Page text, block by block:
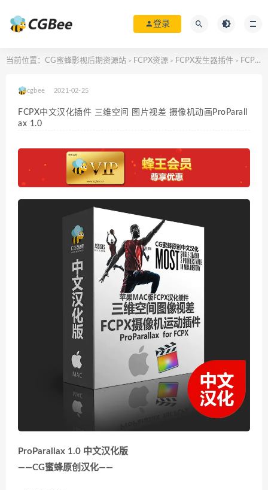
登录
当前位置： CG蜜蜂影视后期资源站 > FCPX资源 > FCPX发生器插件 > FCPX中文汉化插件 三维空间 图片视差 摄像机动画ProParallax 1.0
cgbee 2021-02-25
FCPX中文汉化插件 三维空间 图片视差 摄像机动画ProParall
ax 1.0
ProParallax 1.0 中文汉化版
——CG蜜蜂原创汉化——